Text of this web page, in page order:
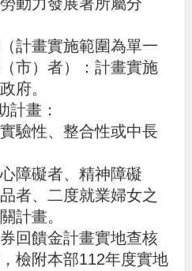
計畫實施範圍為單一
市）者）：計畫實施
府。
計畫：
驗性、整合性或中長
障礙者、精神障礙
者、二度就業婦女之
計畫。
回饋金計畫實地查核
檢附本部112年度實地